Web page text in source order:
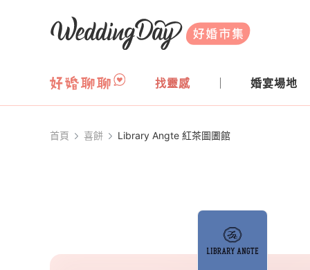
WeddingDay 好婚市集
找靈感 婚宴場地
首頁 喜餅 Library Angte 紅茶圖圕館